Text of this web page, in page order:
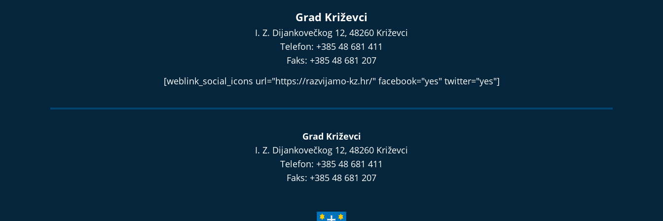
Grad Križevci
I. Z. Dijankovečkog 12, 48260 Križevci
Telefon: +385 48 681 411
Faks: +385 48 681 207
[weblink_social_icons url="https://razvijamo-kz.hr/" facebook="yes" twitter="yes"]
Grad Križevci
I. Z. Dijankovečkog 12, 48260 Križevci
Telefon: +385 48 681 411
Faks: +385 48 681 207